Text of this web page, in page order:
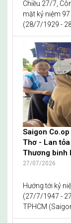
Chiều 27/7,
mặt kỷ niệm
(28/7/1929 -
đồng hành
hội”.
Saigon
Thơ - Lan
Thương binh
27/07/2026
Hướng tới kỷ
(27/7/1947 -
TPHCM
Nữ đại biểu